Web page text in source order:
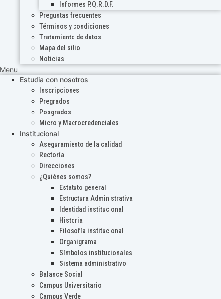
Informes P.Q.R.D.F.
Preguntas frecuentes
Términos y condiciones
Tratamiento de datos
Mapa del sitio
Noticias
Menu
Estudia con nosotros
Inscripciones
Pregrados
Posgrados
Micro y Macrocredenciales
Institucional
Aseguramiento de la calidad
Rectoría
Direcciones
¿Quiénes somos?
Estatuto general
Estructura Administrativa
Identidad institucional
Historia
Filosofía institucional
Organigrama
Símbolos institucionales
Sistema administrativo
Balance Social
Campus Universitario
Campus Verde